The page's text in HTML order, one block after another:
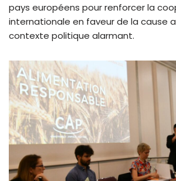
pays européens pour renforcer la
internationale en faveur de la cause
contexte politique alarmant.